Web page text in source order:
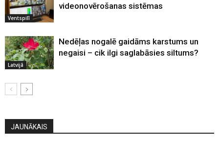
Ventspilī
videonovērošanas sistēmas
Latvijā
Nedēļas nogalē gaidāms karstums un
negaisi – cik ilgi saglabāsies siltums?
JAUNĀKAIS